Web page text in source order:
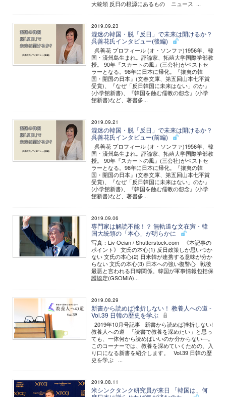
大統領 反日の根源にあるもの ニュース ...
2019.09.23
混迷の韓国・脱「反日」で未来は開けるか？
呉善花氏インタビュー(後編)
呉善花 プロフィール (オ・ソンファ)1956年、韓
国・済州島生まれ。評論家、拓殖大学国際学部教
授。 90年『スカートの風』(三公社)がベストセ
ラーとなる。98年に日本に帰化。『攘夷の韓
国・開国の日本』(文春文庫、第五回山本七平賞
受賞)、『なぜ「反日韓国に未来はない」のか』
(小学館新書)、『韓国を蝕む儒教の怨念』(小学
館新書)など、著書多...
2019.09.21
混迷の韓国・脱「反日」で未来は開けるか？
呉善花氏インタビュー(前編)
呉善花 プロフィール (オ・ソンファ)1956年、韓
国・済州島生まれ。評論家、拓殖大学国際学部教
授。 90年『スカートの風』(三公社)がベストセ
ラーとなる。98年に日本に帰化。『攘夷の韓
国・開国の日本』(文春文庫、第五回山本七平賞
受賞)、『なぜ「反日韓国に未来はない」のか』
(小学館新書)、『韓国を蝕む儒教の怨念』(小学
館新書)など、著書多...
2019.09.06
専門家は解読不能！？ 無軌道な文在寅・韓
国大統領の「本心」が明らかに
写真：Liv Oeian / Shutterstock.com 《本記事の
ポイント》 文氏の本心(1) 反日政策しか思いつか
ない 文氏の本心(2) 日米韓が連携する意味が分か
らない 文氏の本心(3) 日本への強い復讐心 戦後
最悪と言われる日韓関係。韓国が軍事情報包括保
護協定(GSOMIA)...
2019.08.29
新書から読めば挫折しない！ 教養人への道 -
Vol.39 日韓の歴史を学ぶ
2019年10月号記事 新書から読めば挫折しない!
教養人への道 「読書で教養を深めたい」と思っ
ても、一体何から読めばいいのか分からない―。
このコーナーでは、教養を深めていくための、入
り口になる新書を紹介します。 Vol.39 日韓の歴
史を学ぶ ...
2019.08.11
米シンクタンク研究員が来日 「韓国は、何